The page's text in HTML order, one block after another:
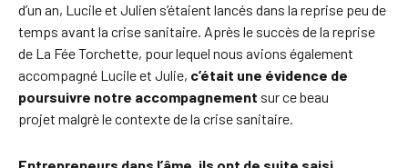
d’un an, Lucile et Julien s’étaient lancés dans la reprise peu de
temps avant la crise sanitaire. Après le succès de la reprise
de La Fée Torchette, pour lequel nous avions également
accompagné Lucile et Julie, c’était une évidence de
poursuivre notre accompagnement sur ce beau
projet malgrè le contexte de la crise sanitaire.